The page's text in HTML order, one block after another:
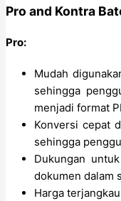
Pro and Kontra
Pro:
Mudah
sehingga
menjadi format
Konversi cepat
sehingga
Dukungan
dokumen dalam
Harga